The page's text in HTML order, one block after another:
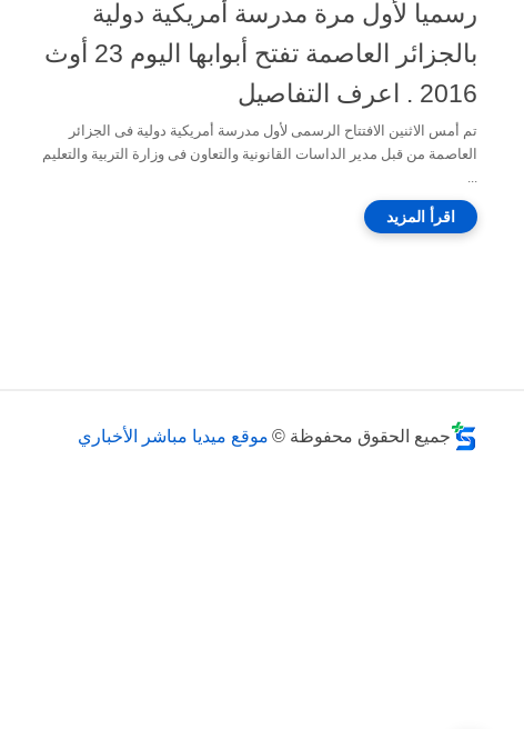
رسميا لأول مرة مدرسة أمريكية دولية
بالجزائر العاصمة تفتح أبوابها اليوم 23 أوث
2016 . اعرف التفاصيل
تم أمس الاثنين الافتتاح الرسمى لأول مدرسة أمريكية دولية فى الجزائر
العاصمة من قبل مدير الداسات القانونية والتعاون فى وزارة التربية والتعليم
...
جميع الحقوق محفوظة © موقع ميديا مباشر الأخباري